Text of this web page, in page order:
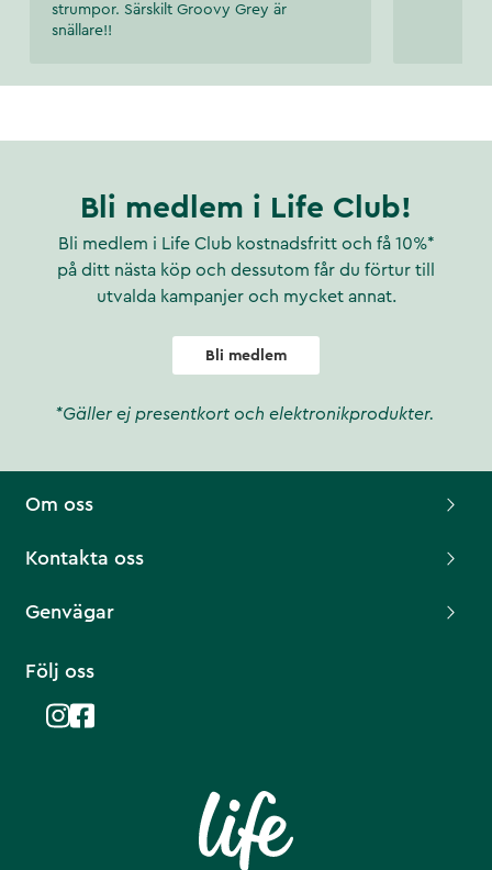
strumpor. Särskilt Groovy Grey är
snällare!!
Bli medlem i Life Club!
Bli medlem i Life Club kostnadsfritt och få 10%*
på ditt nästa köp och dessutom får du förtur till
utvalda kampanjer och mycket annat.
Bli medlem
*Gäller ej presentkort och elektronikprodukter.
Om oss
Kontakta oss
Genvägar
Följ oss